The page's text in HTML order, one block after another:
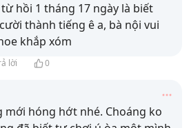
hồi 1 tháng 17 ngày là biết
thành tiếng ê a, bà nội vui
khắp xóm
lời 0
mới hóng hớt nhé. Choáng ko